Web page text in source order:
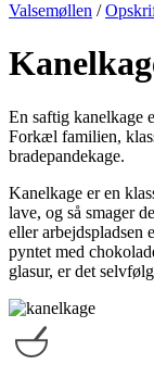
Valsemøllen /
En saftig kanelkage
Forkæl familien,
bradepandekage.
Kanelkage er en
lave, og så smager
eller arbejdspladsen
pyntet med
glasur, er det